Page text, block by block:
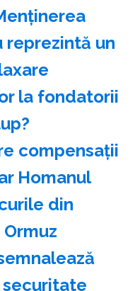
reprezintă un
la fondatorii
compensaţii
Homanul
din